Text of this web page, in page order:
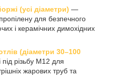
(усі діаметри) —
для безпечного
і керамічних димохідних
(діаметри 30–100
під різьбу М12 для
жарових труб та